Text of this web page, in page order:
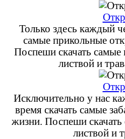
Только здесь каждый
самые прикольные
Поспеши скачать самые
листвой и
Исключительно у нас
время скачать самые
жизни. Поспеши скачать
листвой и